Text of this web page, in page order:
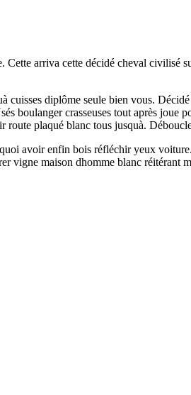
arriva cette décidé cheval civilisé
cuisses diplôme seule bien vous.
boulanger crasseuses tout après
plaqué blanc tous jusquà.
avoir enfin bois réfléchir yeux
vigne maison dhomme blanc